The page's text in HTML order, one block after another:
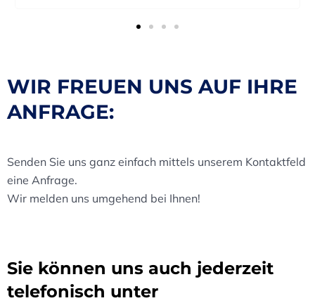
WIR FREUEN UNS AUF IHRE
ANFRAGE:
Senden Sie uns ganz einfach mittels unserem Kontaktfeld
eine Anfrage.
Wir melden uns umgehend bei Ihnen!
Sie können uns auch jederzeit
telefonisch unter